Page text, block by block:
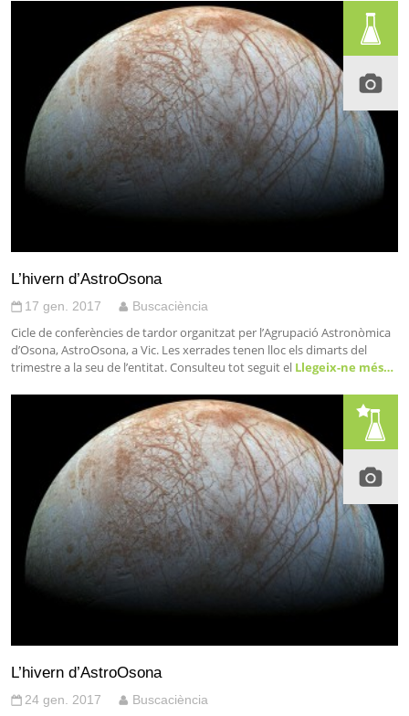
L’hivern d’AstroOsona
17 gen. 2017 Buscaciència
Cicle de conferències de tardor organitzat per l’Agrupació Astronòmica
d’Osona, AstroOsona, a Vic. Les xerrades tenen lloc els dimarts del
trimestre a la seu de l’entitat. Consulteu tot seguit el Llegeix-ne més…
L’hivern d’AstroOsona
24 gen. 2017 Buscaciència